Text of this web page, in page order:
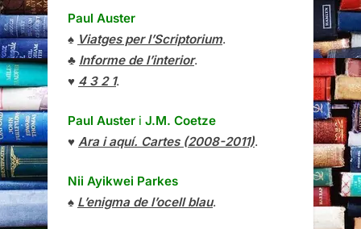
Paul Auster
♠ Viatges per l’Scriptorium.
♣ Informe de l’interior.
♥ 4 3 2 1.
Paul Auster i J.M. Coetze
♥ Ara i aquí. Cartes (2008-2011).
Nii Ayikwei Parkes
♠ L’enigma de l’ocell blau.